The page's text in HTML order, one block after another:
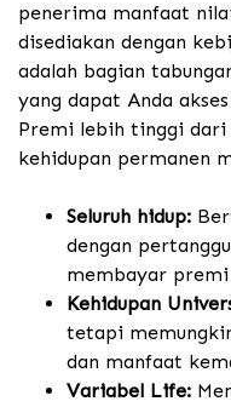
penerima manfaat
disediakan dengan
adalah bagian
yang dapat Anda
Premi lebih tinggi dari
kehidupan permanen
Seluruh hidup:
dengan
membayar premi
Kehidupan
tetapi
dan manfaat
Variabel Life: